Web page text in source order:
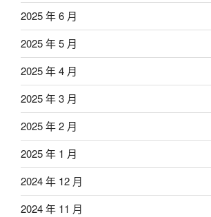
2025 年 6 月
2025 年 5 月
2025 年 4 月
2025 年 3 月
2025 年 2 月
2025 年 1 月
2024 年 12 月
2024 年 11 月